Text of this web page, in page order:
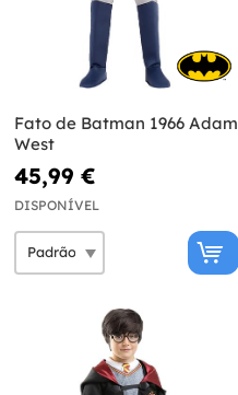
Fato de Batman 1966 Adam
West
45,99 €
DISPONÍVEL